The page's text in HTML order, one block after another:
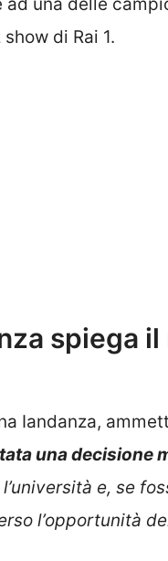
di Rai 1.
spiega
Iandanza,
una decisione
e, se
l’opportunità